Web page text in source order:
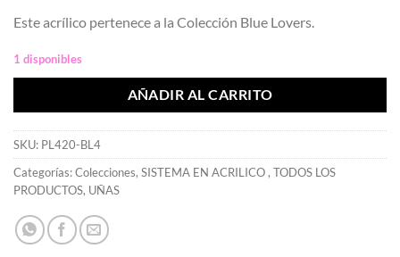
Este acrílico pertenece a la Colección Blue Lovers.
1 disponibles
AÑADIR AL CARRITO
SKU: PL420-BL4
Categorías:Colecciones, SISTEMA EN ACRILICO, TODOS LOS
PRODUCTOS, UÑAS